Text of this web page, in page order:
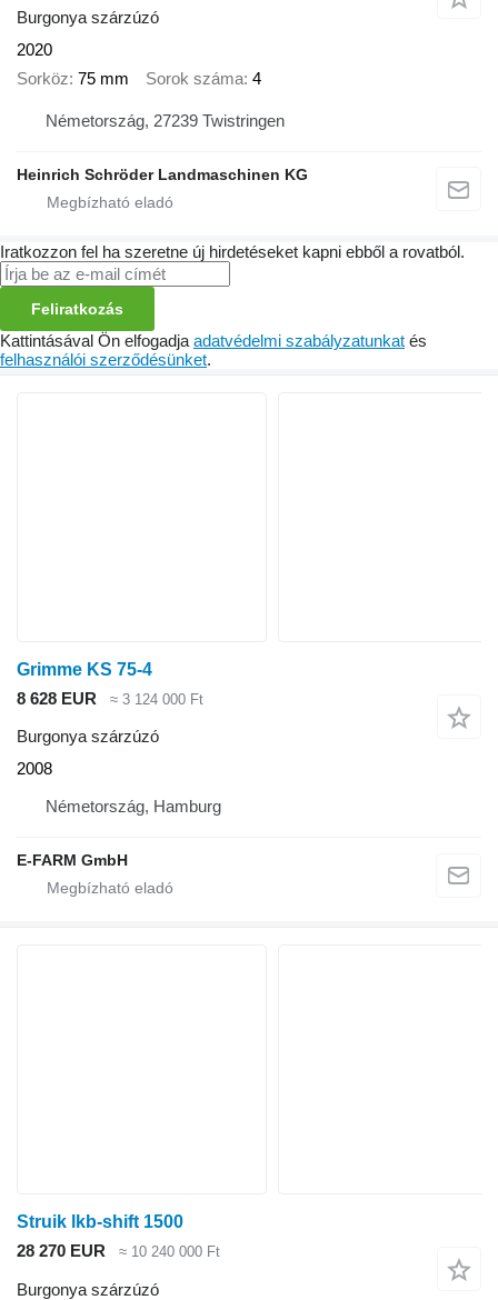
Burgonya szárzúzó
2020
Sorköz 75 mm Sorok száma 4
Németország, 27239 Twistringen
Heinrich Schröder Landmaschinen KG
Iratkozzon fel ha szeretne új hirdetéseket kapni ebből a rovatból.
Feliratkozás
Kattintásával Ön elfogadja adatvédelmi szabályzatunkat és
felhasználói szerződésünket.
Grimme KS 75-4
8 628 EUR
≈ 3 124 000 Ft
Burgonya szárzúzó
2008
Németország, Hamburg
E-FARM GmbH
Struik lkb-shift 1500
28 270 EUR
≈ 10 240 000 Ft
Burgonya szárzúzó